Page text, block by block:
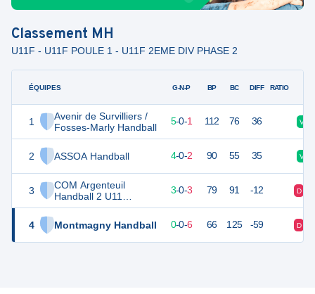
Classement MH
U11F - U11F POULE 1 - U11F 2EME DIV PHASE 2
ÉQUIPES
1
Avenir de Survilliers /
Fosses-Marly Handball
2 ASSOA Handball
3
COM Argenteuil
Handball 2 U11
Féminines
4
Montmagny Handball
G-N-P BP BC DIFF RATIO
16 6 5-0-1 112 76 36 V
13 4-0-2 90 55 35 V
12 3-0-3 79 91 -12 D
6 6 0-0-6 66 125 -59 D